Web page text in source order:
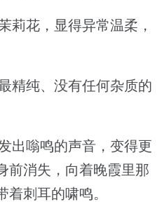
花，显得异常温柔，
精纯、没有任何杂质的
出嗡鸣的声音，变得更
前消失，向着晚霞里那
刺耳的啸鸣。